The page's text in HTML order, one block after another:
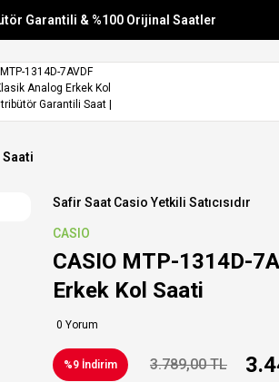
Garantili & %100 Orijinal Saatler
Farksız 6 Taksit
Stoktan Gönderim
Saati
Safir Saat Casio Yetkili Satıcısıdır
CASIO
CASIO MTP-1314D-
Erkek Kol Saati
0 Yorum
%9 İndirim 3.789,00 TL